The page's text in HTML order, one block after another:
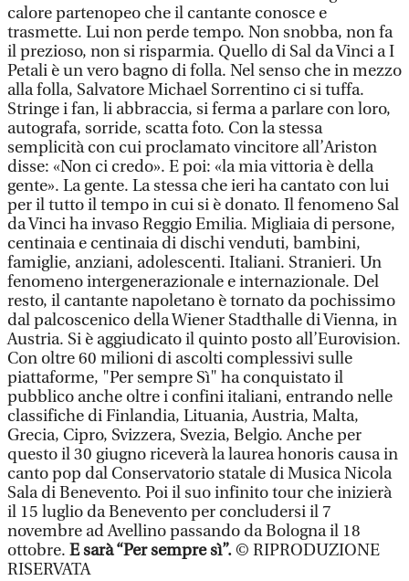
calore partenopeo che il cantante conosce e
trasmette. Lui non perde tempo. Non snobba, non fa
il prezioso, non si risparmia. Quello di Sal da Vinci a I
Petali è un vero bagno di folla. Nel senso che in mezzo
alla folla, Salvatore Michael Sorrentino ci si tuffa.
Stringe i fan, li abbraccia, si ferma a parlare con loro,
autografa, sorride, scatta foto. Con la stessa
semplicità con cui proclamato vincitore all’Ariston
disse: «Non ci credo». E poi: «la mia vittoria è della
gente». La gente. La stessa che ieri ha cantato con lui
per il tutto il tempo in cui si è donato. Il fenomeno Sal
da Vinci ha invaso Reggio Emilia. Migliaia di persone,
centinaia e centinaia di dischi venduti, bambini,
famiglie, anziani, adolescenti. Italiani. Stranieri. Un
fenomeno intergenerazionale e internazionale. Del
resto, il cantante napoletano è tornato da pochissimo
dal palcoscenico della Wiener Stadthalle di Vienna, in
Austria. Si è aggiudicato il quinto posto all’Eurovision.
Con oltre 60 milioni di ascolti complessivi sulle
piattaforme, "Per sempre Sì" ha conquistato il
pubblico anche oltre i confini italiani, entrando nelle
classifiche di Finlandia, Lituania, Austria, Malta,
Grecia, Cipro, Svizzera, Svezia, Belgio. Anche per
questo il 30 giugno riceverà la laurea honoris causa in
canto pop dal Conservatorio statale di Musica Nicola
Sala di Benevento. Poi il suo infinito tour che inizierà
il 15 luglio da Benevento per concludersi il 7
novembre ad Avellino passando da Bologna il 18
ottobre. E sarà “Per sempre sì”.© RIPRODUZIONE
RISERVATA